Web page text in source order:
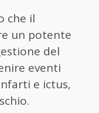
che il
un potente
del
eventi
e ictus,